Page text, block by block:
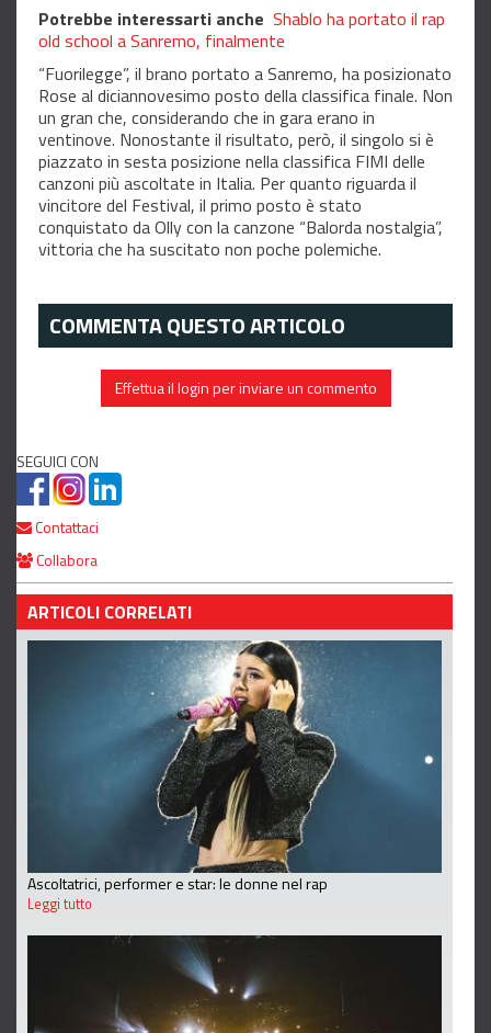
Potrebbe interessarti anche Shablo ha portato il rap
old school a Sanremo, finalmente
“Fuorilegge”, il brano portato a Sanremo, ha posizionato
Rose al diciannovesimo posto della classifica finale. Non
un gran che, considerando che in gara erano in
ventinove. Nonostante il risultato, però, il singolo si è
piazzato in sesta posizione nella classifica FIMI delle
canzoni più ascoltate in Italia. Per quanto riguarda il
vincitore del Festival, il primo posto è stato
conquistato da Olly con la canzone “Balorda nostalgia”,
vittoria che ha suscitato non poche polemiche.
COMMENTA QUESTO ARTICOLO
Effettua il login per inviare un commento
SEGUICI CON
Contattaci
Collabora
ARTICOLI CORRELATI
Ascoltatrici, performer e star: le donne nel rap
Leggi tutto